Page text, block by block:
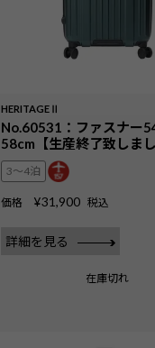
HERITAGEⅡ
No.60531：ファスナー
58cm【生産終了致しまし
3〜4泊
価格 ¥31,900 税込
詳細を見る
在庫切れ